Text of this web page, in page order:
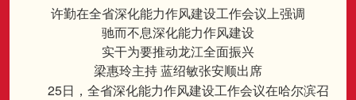
许勤在全省深化能力作风建设工作会议上强调
驰而不息深化能力作风建设
实干为要推动龙江全面振兴
梁惠玲主持 蓝绍敏张安顺出席
25日，全省深化能力作风建设工作会议在哈尔滨召